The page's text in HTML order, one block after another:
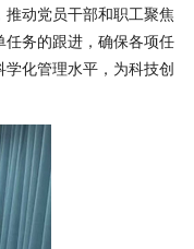
动党员干部和职工聚焦
务的跟进，确保各项任
化管理水平，为科技创